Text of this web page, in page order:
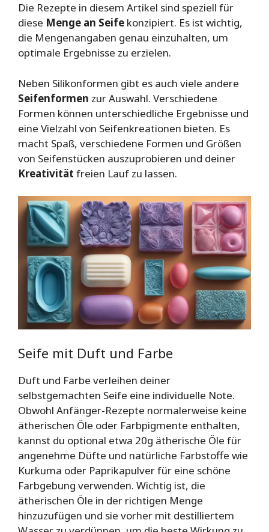
Die Rezepte in diesem Artikel sind speziell für
diese Menge an Seife konzipiert. Es ist wichtig,
die Mengenangaben genau einzuhalten, um
optimale Ergebnisse zu erzielen.
Neben Silikonformen gibt es auch viele andere
Seifenformen zur Auswahl. Verschiedene
Formen können unterschiedliche Ergebnisse und
eine Vielzahl von Seifenkreationen bieten. Es
macht Spaß, verschiedene Formen und Größen
von Seifenstücken auszuprobieren und deiner
Kreativität freien Lauf zu lassen.
Seife mit Duft und Farbe
Duft und Farbe verleihen deiner
selbstgemachten Seife eine individuelle Note.
Obwohl Anfänger-Rezepte normalerweise keine
ätherischen Öle oder Farbpigmente enthalten,
kannst du optional etwa 20g ätherische Öle für
angenehme Düfte und natürliche Farbstoffe wie
Kurkuma oder Paprikapulver für eine schöne
Farbgebung verwenden. Wichtig ist, die
ätherischen Öle in der richtigen Menge
hinzuzufügen und sie vorher mit destilliertem